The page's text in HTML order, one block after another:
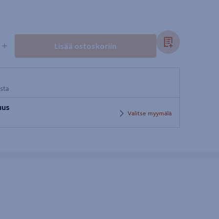
+ Lisää ostoskoriin
Valitse myymälä